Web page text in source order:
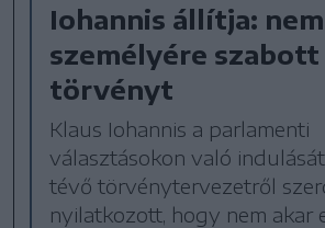
Iohannis állítja:
személyére szabott
törvényt
Klaus Iohannis a parlamenti
választásokon való
tévő törvénytervezetről
nyilatkozott, hogy nem akar